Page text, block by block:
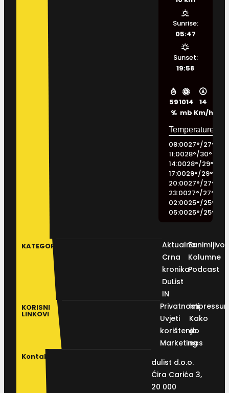
59
%
1014
mb
14
Km/h
Sunrise:
05:47
Sunset:
19:58
08:0027°/27°
11:0028°/30°
14:0028°/29°
17:0029°/29°
20:0027°/27°
23:0027°/27°
02:0025°/25°
05:0025°/25°
KATEGORIJE
Aktualno
Crna
kronika
DuList
IN
Kolumne
Podcast
KORISNI
LINKOVI
Privatnosti
Uvjeti
korištenja
Marketing
Kako
do
nas
Kontakt
dulist d.o.o.
Ćira Carića 3,
20 000